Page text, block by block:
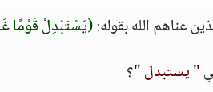
عناهم الله بقوله:(يَسْتَبْدِلْ قَوْمًا
" يستبدل "؟